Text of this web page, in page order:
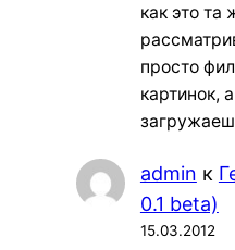
как это та
просто
картинок,
admin к
0.1 beta)
15.03.2012